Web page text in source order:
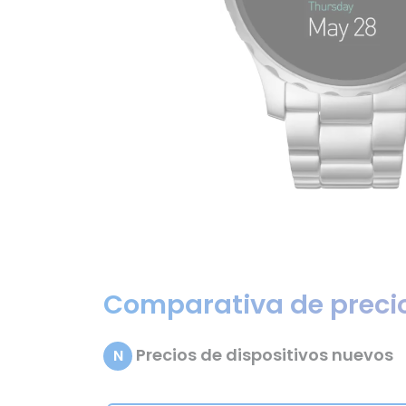
Comparativa de
N Precios de dispositivos nuevos